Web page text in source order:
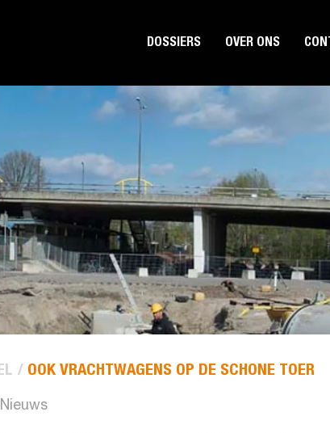
DOSSIERS OVER ONS
OOK VRACHTWAGENS OP DE SCHONE TOER
Nieuws